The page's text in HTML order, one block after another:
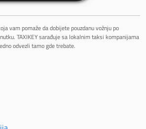
vam pomaže da dobijete pouzdanu vožnju po
TAXIKEY sarađuje sa lokalnim taksi kompanijama
odvezli tamo gde trebate.